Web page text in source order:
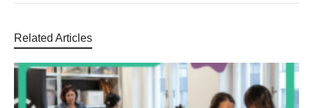
Related Articles